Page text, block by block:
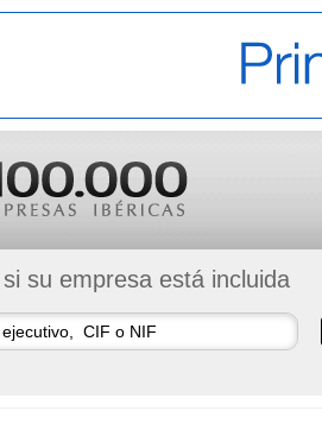
su empresa está incluida